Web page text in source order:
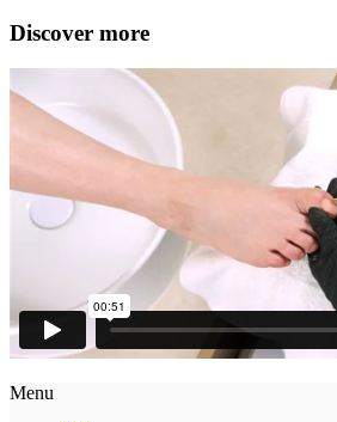
Discover more
Menu